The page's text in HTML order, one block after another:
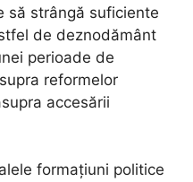
să strângă suficiente
de deznodământ
perioade de
reformelor
accesării
formațiuni politice